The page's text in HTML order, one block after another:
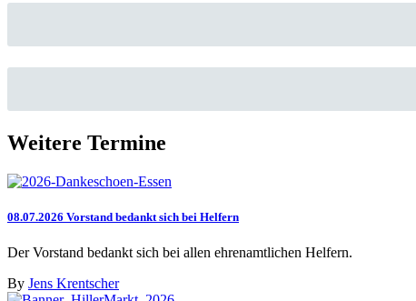
Weitere Termine
08.07.2026 Vorstand bedankt sich bei Helfern
Der Vorstand bedankt sich bei allen ehrenamtlichen Helfern.
By Jens Krentscher